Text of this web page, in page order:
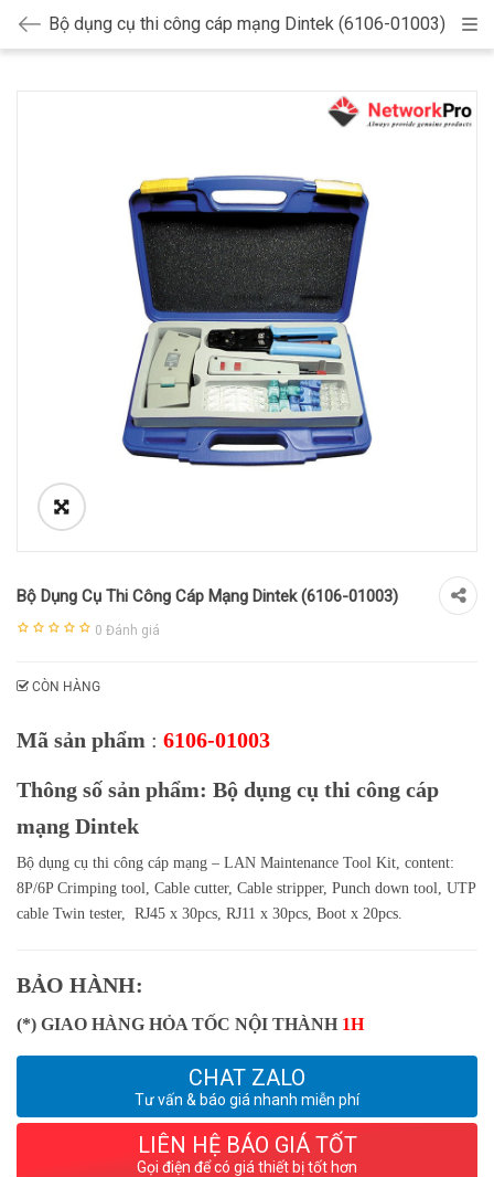
Bộ dụng cụ thi công cáp mạng Dintek (6106-01003)
Bộ Dụng Cụ Thi Công Cáp Mạng Dintek (6106-01003)
0 Đánh giá
CÒN HÀNG
Mã sản phẩm : 6106-01003
Thông số sản phẩm: Bộ dụng cụ thi công cáp
mạng Dintek
Bộ dụng cụ thi công cáp mạng – LAN Maintenance Tool Kit, content:
8P/6P Crimping tool, Cable cutter, Cable stripper, Punch down tool, UTP
cable Twin tester, RJ45 x 30pcs, RJ11 x 30pcs, Boot x 20pcs.
BẢO HÀNH:
(*) GIAO HÀNG HỎA TỐC NỘI THÀNH 1H
CHAT ZALO
Tư vấn & báo giá nhanh miễn phí
LIÊN HỆ BÁO GIÁ TỐT
Gọi điện để có giá thiết bị tốt hơn